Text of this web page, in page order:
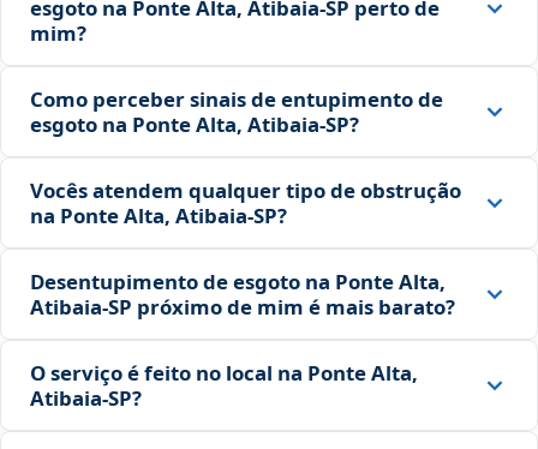
esgoto na Ponte Alta, Atibaia‑SP perto de
mim?
Como perceber sinais de entupimento de
esgoto na Ponte Alta, Atibaia‑SP?
Vocês atendem qualquer tipo de obstrução
na Ponte Alta, Atibaia‑SP?
Desentupimento de esgoto na Ponte Alta,
Atibaia‑SP próximo de mim é mais barato?
O serviço é feito no local na Ponte Alta,
Atibaia‑SP?